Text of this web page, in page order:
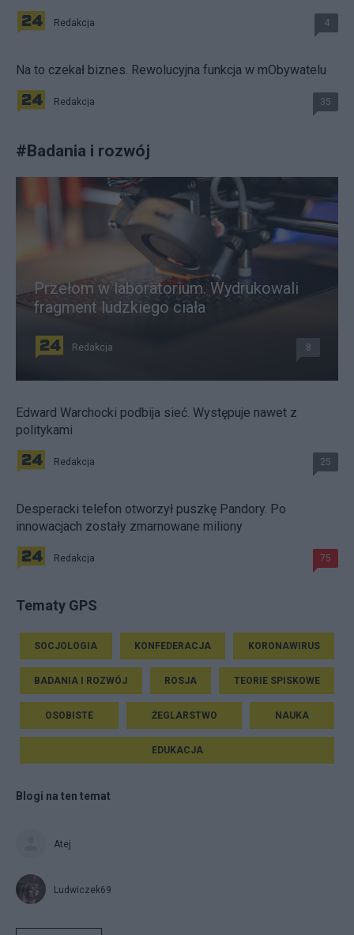
Redakcja 4
Na to czekał biznes. Rewolucyjna funkcja w mObywatelu
Redakcja 35
#Badania i rozwój
Przełom w laboratorium. Wydrukowali
fragment ludzkiego ciała
Redakcja 8
Edward Warchocki podbija sieć. Występuje nawet z
politykami
Redakcja 25
Desperacki telefon otworzył puszkę Pandory. Po
innowacjach zostały zmarnowane miliony
Redakcja 75
Tematy GPS
SOCJOLOGIA KONFEDERACJA KORONAWIRUS
BADANIA I ROZWÓJ ROSJA TEORIE SPISKOWE
OSOBISTE ŻEGLARSTWO NAUKA
EDUKACJA
Blogi na ten temat
Atej
Ludwiczek69